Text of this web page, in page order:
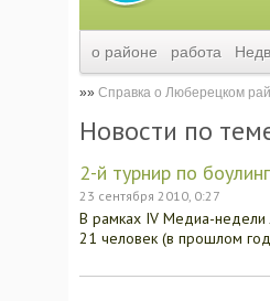
о районе работа
Справка о Люберецком
Новости по
2-й турнир по
23 сентября 2010, 0:27
В рамках IV Медиа-недели
21 человек (в прошлом